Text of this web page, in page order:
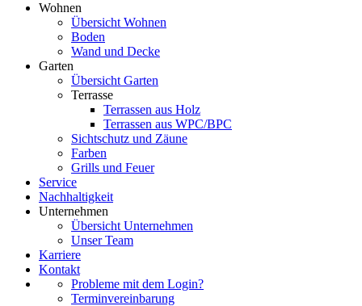
Wohnen
Übersicht Wohnen
Boden
Wand und Decke
Garten
Übersicht Garten
Terrasse
Terrassen aus Holz
Terrassen aus WPC/BPC
Sichtschutz und Zäune
Farben
Grills und Feuer
Service
Nachhaltigkeit
Unternehmen
Übersicht Unternehmen
Unser Team
Karriere
Kontakt
Probleme mit dem Login?
Terminvereinbarung